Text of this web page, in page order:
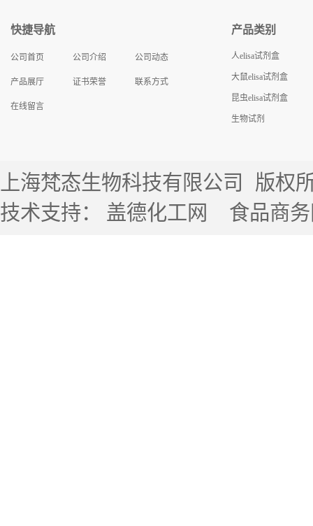
快捷导航
公司首页 公司介绍 公司动态
产品展厅 证书荣誉 联系方式
在线留言
产品类别
人elisa试剂盒
大鼠elisa试剂盒
昆虫elisa试剂盒
生物试剂
上海梵态生物科技有限公司
版权
技术支持： 盖德化工网 食品商